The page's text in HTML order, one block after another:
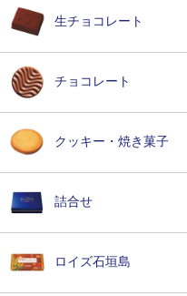
生チョコレート
チョコレート
クッキー・焼き菓子
詰合せ
ロイズ石垣島